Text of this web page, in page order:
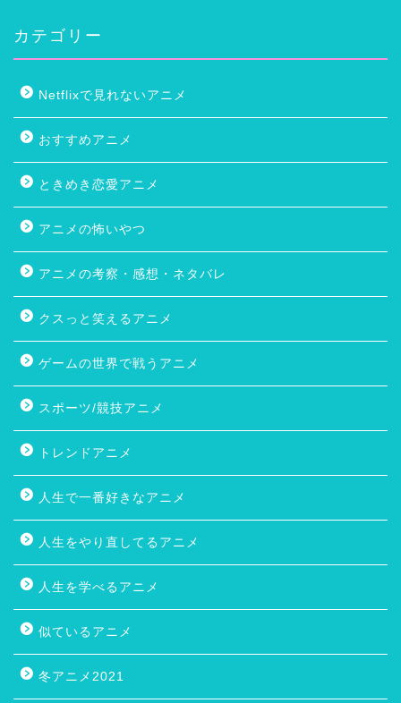
カテゴリー
Netflixで見れないアニメ
おすすめアニメ
ときめき恋愛アニメ
アニメの怖いやつ
アニメの考察・感想・ネタバレ
クスっと笑えるアニメ
ゲームの世界で戦うアニメ
スポーツ/競技アニメ
トレンドアニメ
人生で一番好きなアニメ
人生をやり直してるアニメ
人生を学べるアニメ
似ているアニメ
冬アニメ2021